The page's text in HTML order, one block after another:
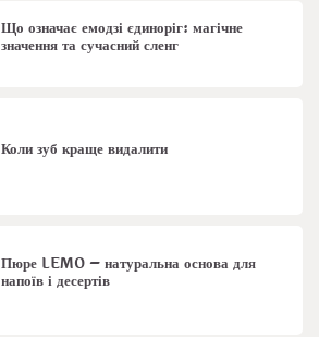
Що означає емодзі єдиноріг: магічне
значення та сучасний сленг
Коли зуб краще видалити
Пюре LEMO – натуральна основа для
напоїв і десертів